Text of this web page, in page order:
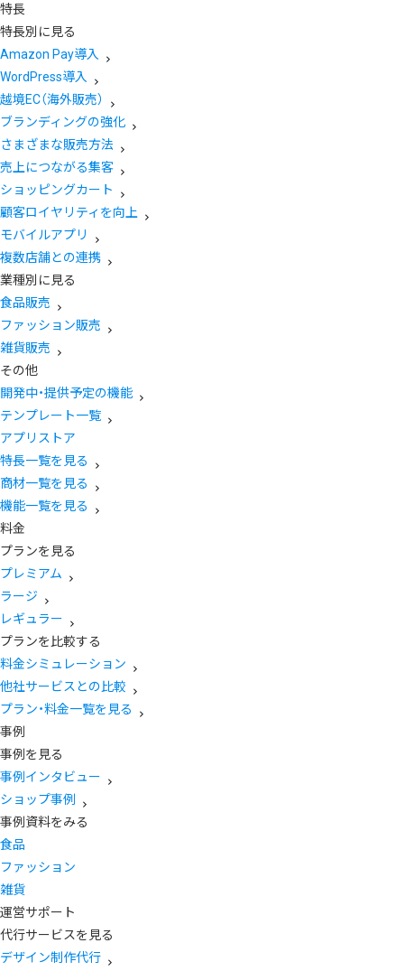
特長
特長別に見る
Amazon Pay導入
WordPress導入
越境EC（海外販売）
ブランディングの強化
さまざまな販売方法
売上につながる集客
ショッピングカート
顧客ロイヤリティを向上
モバイルアプリ
複数店舗との連携
業種別に見る
食品販売
ファッション販売
雑貨販売
その他
開発中・提供予定の機能
テンプレート一覧
アプリストア
特長一覧を見る
商材一覧を見る
機能一覧を見る
料金
プランを見る
プレミアム
ラージ
レギュラー
プランを比較する
料金シミュレーション
他社サービスとの比較
プラン・料金一覧を見る
事例
事例を見る
事例インタビュー
ショップ事例
事例資料をみる
食品
ファッション
雑貨
運営サポート
代行サービスを見る
デザイン制作代行